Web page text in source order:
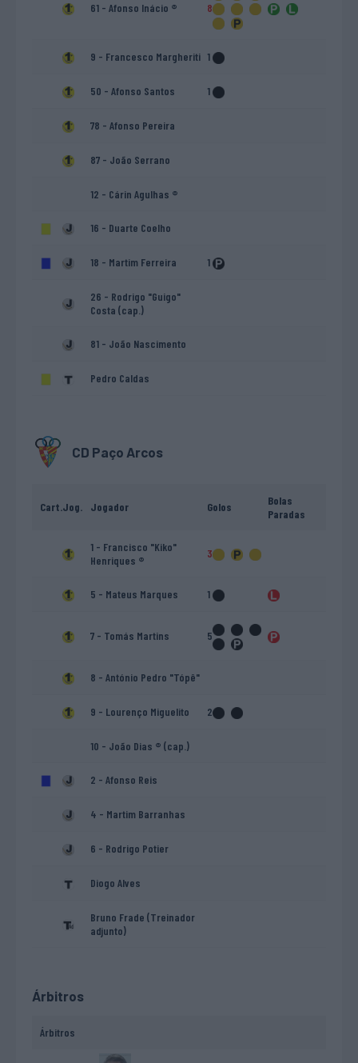
61 - Afonso Inácio ® 8
9 - Francesco Margheriti 1
50 - Afonso Santos 1
78 - Afonso Pereira
87 - João Serrano
12 - Cárin Agulhas ®
16 - Duarte Coelho
18 - Martim Ferreira 1
26 - Rodrigo "Guigo"
Costa (cap.)
81 - João Nascimento
Pedro Caldas
CD Paço Arcos
Cart.Jog. Jogador Golos
Bolas
Paradas
1 - Francisco "Kiko"
Henriques ®
3
5 - Mateus Marques 1
7 - Tomás Martins 5
8 - António Pedro "Tópê"
9 - Lourenço Miguelito 2
10 - João Dias ® (cap.)
2 - Afonso Reis
4 - Martim Barranhas
6 - Rodrigo Potier
Diogo Alves
Bruno Frade (Treinador
adjunto)
Árbitros
Árbitros